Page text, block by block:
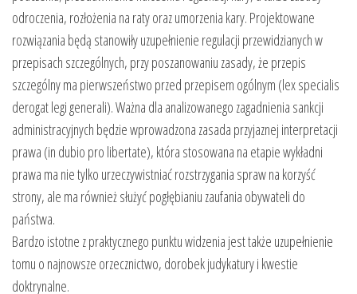
odroczenia, rozłożenia na raty oraz umorzenia kary. Projektowane
rozwiązania będą stanowiły uzupełnienie regulacji przewidzianych w
przepisach szczególnych, przy poszanowaniu zasady, że przepis
szczególny ma pierwszeństwo przed przepisem ogólnym (lex specialis
derogat legi generali). Ważna dla analizowanego zagadnienia sankcji
administracyjnych będzie wprowadzona zasada przyjaznej interpretacji
prawa (in dubio pro libertate), która stosowana na etapie wykładni
prawa ma nie tylko urzeczywistniać rozstrzygania spraw na korzyść
strony, ale ma również służyć pogłębianiu zaufania obywateli do
państwa.
Bardzo istotne z praktycznego punktu widzenia jest także uzupełnienie
tomu o najnowsze orzecznictwo, dorobek judykatury i kwestie
doktrynalne.